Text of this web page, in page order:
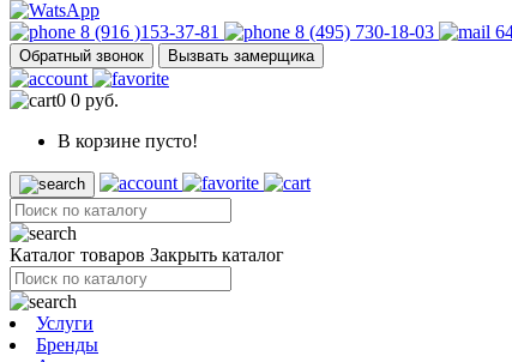
8 (916 )153-37-81 8 (495) 730-18-03
Обратный звонок Вызвать замерщика
0 0 руб.
В корзине пусто!
Каталог товаров Закрыть каталог
Услуги
Бренды